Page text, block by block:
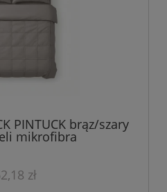
PINTUCK brąz/szary
mikrofibra
zł